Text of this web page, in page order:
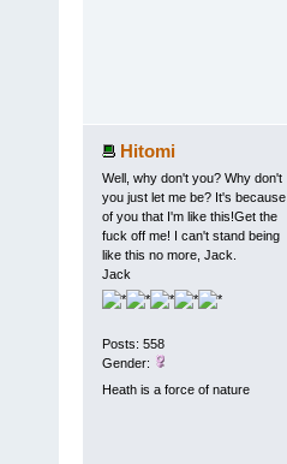
Hitomi
Well, why don't you? Why don't
you just let me be? It's because
of you that I'm like this!Get the
fuck off me! I can't stand being
like this no more, Jack.
Jack
Posts: 558
Gender:
Heath is a force of nature